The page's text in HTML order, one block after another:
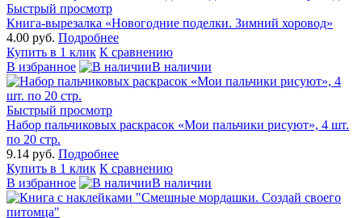
Быстрый просмотр
Книга-вырезалка «Новогодние поделки. Зимний хоровод»
4.00 руб. Подробнее
Купить в 1 клик К сравнению
В избранное
В наличии
Быстрый просмотр
Набор пальчиковых раскрасок «Мои пальчики рисуют», 4 шт.
по 20 стр.
9.14 руб. Подробнее
Купить в 1 клик К сравнению
В избранное
В наличии